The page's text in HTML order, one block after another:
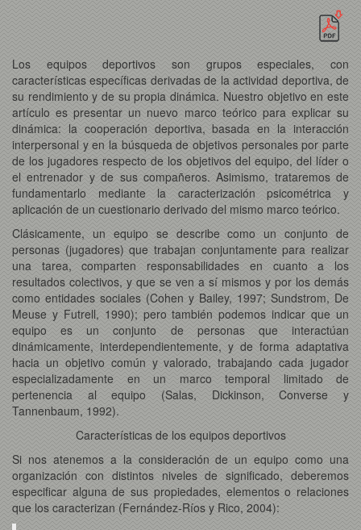
Los equipos deportivos son grupos especiales, con
características específicas derivadas de la actividad deportiva, de
su rendimiento y de su propia dinámica. Nuestro objetivo en este
artículo es presentar un nuevo marco teórico para explicar su
dinámica: la cooperación deportiva, basada en la interacción
interpersonal y en la búsqueda de objetivos personales por parte
de los jugadores respecto de los objetivos del equipo, del líder o
el entrenador y de sus compañeros. Asimismo, trataremos de
fundamentarlo mediante la caracterización psicométrica y
aplicación de un cuestionario derivado del mismo marco teórico.
Clásicamente, un equipo se describe como un conjunto de
personas (jugadores) que trabajan conjuntamente para realizar
una tarea, comparten responsabilidades en cuanto a los
resultados colectivos, y que se ven a sí mismos y por los demás
como entidades sociales (Cohen y Bailey, 1997; Sundstrom, De
Meuse y Futrell, 1990); pero también podemos indicar que un
equipo es un conjunto de personas que interactúan
dinámicamente, interdependientemente, y de forma adaptativa
hacia un objetivo común y valorado, trabajando cada jugador
especializadamente en un marco temporal limitado de
pertenencia al equipo (Salas, Dickinson, Converse y
Tannenbaum, 1992).
Características de los equipos deportivos
Si nos atenemos a la consideración de un equipo como una
organización con distintos niveles de significado, deberemos
especificar alguna de sus propiedades, elementos o relaciones
que los caracterizan (Fernández-Ríos y Rico, 2004):